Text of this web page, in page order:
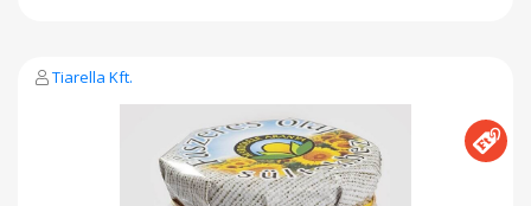
Tiarella Kft.